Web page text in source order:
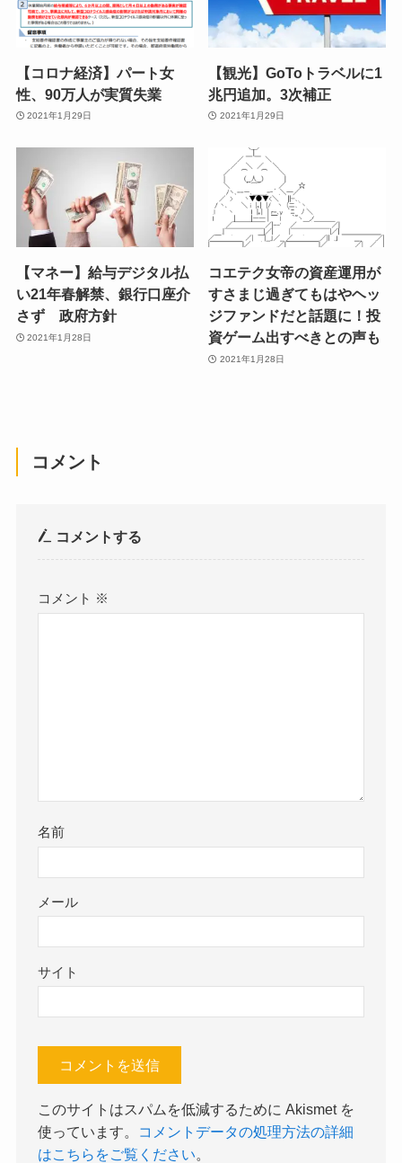
【コロナ経済】パート女
性、90万人が実質失業
2021年1月29日
【観光】GoToトラベルに1
兆円追加。3次補正
2021年1月29日
【マネー】給与デジタル払
い21年春解禁、銀行口座介
さず 政府方針
2021年1月28日
コエテク女帝の資産運用が
すさまじ過ぎてもはやヘッ
ジファンドだと話題に！投
資ゲーム出すべきとの声も
2021年1月28日
コメント
コメントする
コメント ※
名前
メール
サイト
このサイトはスパムを低減するために Akismet を
使っています。
コメントデータの処理方法の詳細
はこちらをご覧ください。